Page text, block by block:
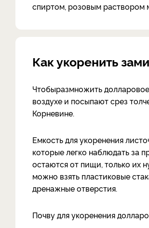
спиртом, розовым раствором
Как укоренить
Чтобыразмножить
воздухе и посыпают срез
Корневине.
Емкость для укоренения
которые легко наблюдать за
остаются от пищи, только их
можно взять пластиковые
дренажные отверстия.
Почву для укоренения